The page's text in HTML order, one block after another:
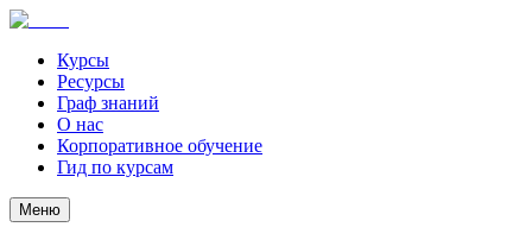
Курсы
Ресурсы
Граф знаний
О нас
Корпоративное обучение
Гид по курсам
Меню